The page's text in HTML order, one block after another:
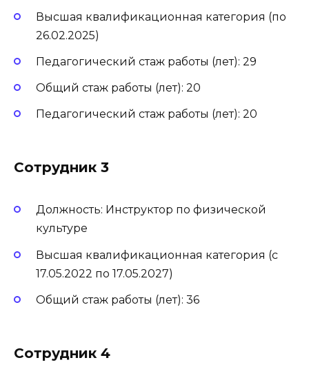
Высшая квалификационная категория (по
26.02.2025)
Педагогический стаж работы (лет): 29
Общий стаж работы (лет): 20
Педагогический стаж работы (лет): 20
Сотрудник 3
Должность: Инструктор по физической
культуре
Высшая квалификационная категория (с
17.05.2022 по 17.05.2027)
Общий стаж работы (лет): 36
Сотрудник 4